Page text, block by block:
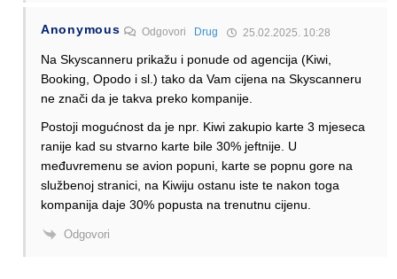
Anonymous Odgovori Drug 25.02.2025. 10:28
Na Skyscanneru prikažu i ponude od agencija (Kiwi,
Booking, Opodo i sl.) tako da Vam cijena na Skyscanneru
ne znači da je takva preko kompanije.
Postoji mogućnost da je npr. Kiwi zakupio karte 3 mjeseca
ranije kad su stvarno karte bile 30% jeftnije. U
međuvremenu se avion popuni, karte se popnu gore na
službenoj stranici, na Kiwiju ostanu iste te nakon toga
kompanija daje 30% popusta na trenutnu cijenu.
Odgovori